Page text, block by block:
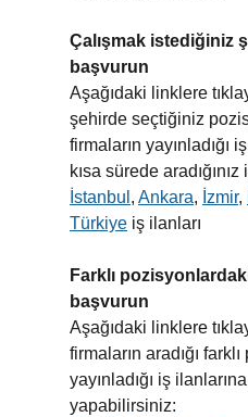
Çalışmak istediğiniz
başvurun
Aşağıdaki linklere
şehirde seçtiğiniz
firmaların yayınladığı
kısa sürede
İstanbul , Ankara, İzmir,
Türkiye iş ilanları
Farklı
başvurun
Aşağıdaki linklere
firmaların aradığı
yayınladığı iş
yapabilirsiniz: